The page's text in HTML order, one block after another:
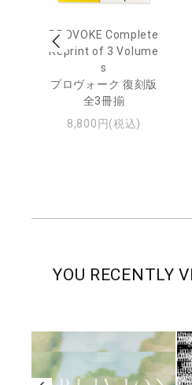
PROVOKE Complete
Reprint of 3 Volume
s
プロヴォーク 復刻版
全3冊揃
8,800円(税込)
YOU RECENTLY